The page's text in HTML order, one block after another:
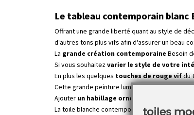
Le tableau contemporain
Offrant une grande liberté quant au style de
d'autres tons plus vifs afin d'assurer un beau
La grande création contemporaine Besoin
Si vous souhaitezvarier le style de votre
En plus les quelques touches de rouge vifdu
Cette grande peinture lumineuse sur toile
Ajouter un habillage ornemental
au-dessus
La toile blanche contemporaine Besoin de